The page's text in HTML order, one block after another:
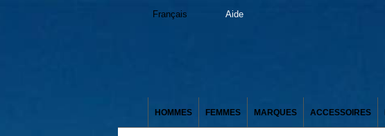
Français Aide
HOMMES FEMMES MARQUES ACCESSOIRES